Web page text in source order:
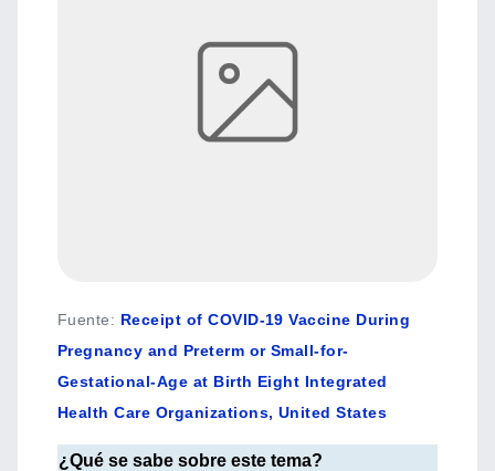
Fuente: Receipt of COVID-19 Vaccine During
Pregnancy and Preterm or Small-for-
Gestational-Age at Birth Eight Integrated
Health Care Organizations, United States
¿Qué se sabe sobre este tema?